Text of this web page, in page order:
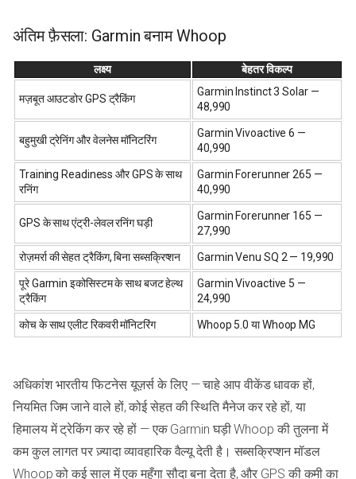
अंतिम फ़ैसला: Garmin बनाम Whoop
लक्ष्य बेहतर विकल्प
मज़बूत आउटडोर GPS ट्रैकिंग
Garmin Instinct 3 Solar —
₹48,990
बहुमुखी ट्रेनिंग और वेलनेस मॉनिटरिंग
Garmin Vivoactive 6 —
₹40,990
Training Readiness और GPS के साथ
रनिंग
Garmin Forerunner 265 —
₹40,990
GPS के साथ एंट्री-लेवल रनिंग घड़ी
Garmin Forerunner 165 —
₹27,990
रोज़मर्रा की सेहत ट्रैकिंग, बिना सब्सक्रिप्शन Garmin Venu SQ 2 — ₹19,990
पूरे Garmin इकोसिस्टम के साथ बजट हेल्थ
ट्रैकिंग
Garmin Vivoactive 5 —
₹24,990
कोच के साथ एलीट रिकवरी मॉनिटरिंग Whoop 5.0 या Whoop MG
अधिकांश भारतीय फिटनेस यूज़र्स के लिए — चाहे आप वीकेंड धावक हों,
नियमित जिम जाने वाले हों, कोई सेहत की स्थिति मैनेज कर रहे हों, या
हिमालय में ट्रेकिंग कर रहे हों — एक Garmin घड़ी Whoop की तुलना में
कम कुल लागत पर ज़्यादा व्यावहारिक वैल्यू देती है। सब्सक्रिप्शन मॉडल
Whoop को कई साल में एक महँगा सौदा बना देता है, और GPS की कमी का